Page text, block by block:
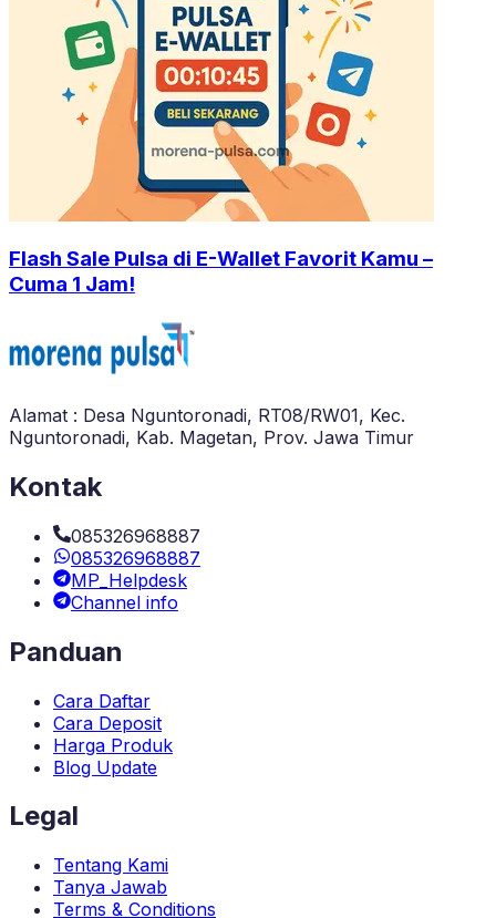
Flash Sale Pulsa di E-Wallet Favorit Kamu –
Cuma 1 Jam!
Alamat : Desa Nguntoronadi, RT08/RW01, Kec.
Nguntoronadi, Kab. Magetan, Prov. Jawa Timur
Kontak
085326968887
085326968887
MP_Helpdesk
Channel info
Panduan
Cara Daftar
Cara Deposit
Harga Produk
Blog Update
Legal
Tentang Kami
Tanya Jawab
Terms & Conditions